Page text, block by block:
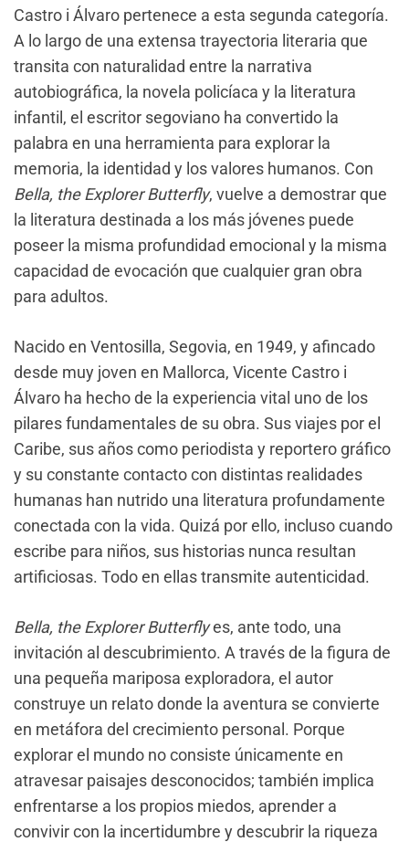
Castro i Álvaro pertenece a esta segunda categoría.
A lo largo de una extensa trayectoria literaria que
transita con naturalidad entre la narrativa
autobiográfica, la novela policíaca y la literatura
infantil, el escritor segoviano ha convertido la
palabra en una herramienta para explorar la
memoria, la identidad y los valores humanos. Con
Bella, the Explorer Butterfly, vuelve a demostrar que
la literatura destinada a los más jóvenes puede
poseer la misma profundidad emocional y la misma
capacidad de evocación que cualquier gran obra
para adultos.
Nacido en Ventosilla, Segovia, en 1949, y afincado
desde muy joven en Mallorca, Vicente Castro i
Álvaro ha hecho de la experiencia vital uno de los
pilares fundamentales de su obra. Sus viajes por el
Caribe, sus años como periodista y reportero gráfico
y su constante contacto con distintas realidades
humanas han nutrido una literatura profundamente
conectada con la vida. Quizá por ello, incluso cuando
escribe para niños, sus historias nunca resultan
artificiosas. Todo en ellas transmite autenticidad.
Bella, the Explorer Butterflyes, ante todo, una
invitación al descubrimiento. A través de la figura de
una pequeña mariposa exploradora, el autor
construye un relato donde la aventura se convierte
en metáfora del crecimiento personal. Porque
explorar el mundo no consiste únicamente en
atravesar paisajes desconocidos; también implica
enfrentarse a los propios miedos, aprender a
convivir con la incertidumbre y descubrir la riqueza